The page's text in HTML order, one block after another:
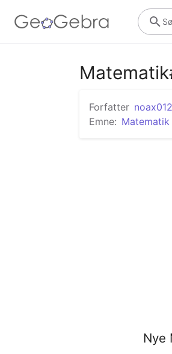
Forfatter
Emne: Matematik
Nye